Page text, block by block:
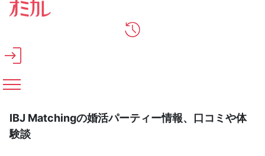
メインコンテンツへスキップ
IBJ Matchingの婚活パーティー情報、口コミや体
験談